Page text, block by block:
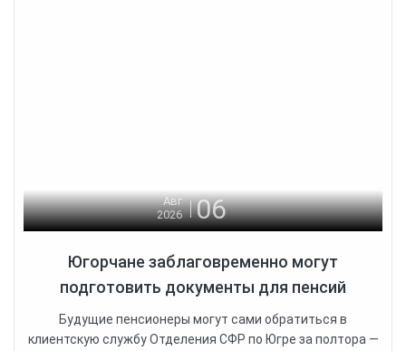
Авг
2026
06
Югорчане заблаговременно могут
подготовить документы для пенсий
Будущие пенсионеры могут сами обратиться в
клиентскую службу Отделения СФР по Югре за полтора —